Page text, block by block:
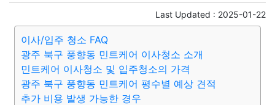
Last Updated : 2025-01-22
이사/입주 청소 FAQ
광주 북구 풍향동 민트케어 이사청소 소개
민트케어 이사청소 및 입주청소의 가격
광주 북구 풍향동 민트케어 평수별 예상 견적
추가 비용 발생 가능한 경우